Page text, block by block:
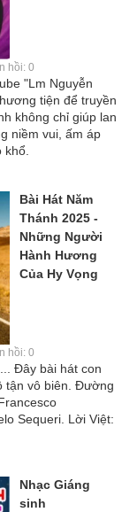
hồi: 0
"Lm Nguyễn
tiện để truyền
không chỉ giúp lan
niềm vui, ấm áp
Bài Hát Năm
Thánh 2025 -
Những Người
Hành Hương
Của Hy Vọng
hồi: 0
Đây bài hát con
tận vô biên. Đường
Sequeri. Lời Việt:
Nhạc Giáng
sinh